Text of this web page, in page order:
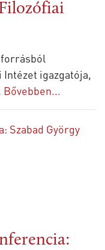
igazgatója,
Bővebben...